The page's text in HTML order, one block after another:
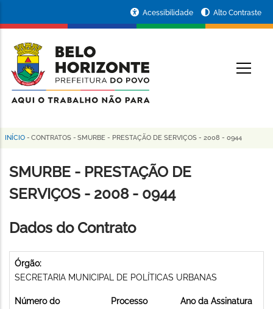
conteúdo
principal
da
Prefeitura
de
Horizonte
Acessibilidade Alto Contraste
Trilha
de
navegação
INÍCIO - CONTRATOS - SMURBE - PRESTAÇÃO DE SERVIÇOS - 2008 - 0944
SMURBE - PRESTAÇÃO DE
SERVIÇOS - 2008 - 0944
Dados do Contrato
Órgão:
SECRETARIA MUNICIPAL DE POLÍTICAS URBANAS
Número do
Processo
Ano da Assinatura